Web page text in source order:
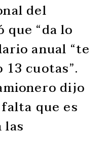
del
que “da lo
anual “te
13 cuotas”.
dijo
que es
las